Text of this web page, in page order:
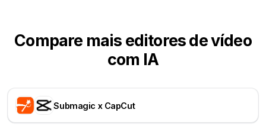
Compare mais editores de vídeo
com IA
Submagic x CapCut